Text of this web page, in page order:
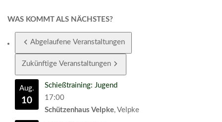
WAS KOMMT ALS NÄCHSTES?
Abgelaufene Veranstaltungen
Zukünftige Veranstaltungen
Aug.
10
Schießtraining: Jugend
17:00
Schützenhaus Velpke, Velpke